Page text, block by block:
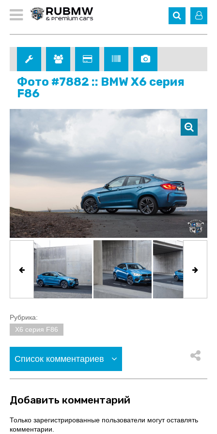
Фото #7882 :: BMW X6 серия
F86
Рубрика:
X6 серия F86
Список комментариев
Добавить комментарий
Только зарегистрированные пользователи могут оставлять
комментарии.